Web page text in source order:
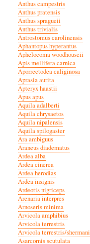
Anthus campestris
Anthus pratensis
Anthus spragueii
Anthus trivialis
Antrostomus carolinensis
Aphantopus hyperantus
Aphelocoma woodhouseii
Apis mellifera carnica
Aporrectodea caliginosa
Aprasia aurita
Apteryx haastii
Apus apus
Aquila adalberti
Aquila chrysaetos
Aquila nipalensis
Aquila spilogaster
Ara ambiguus
Araneus diadematus
Ardea alba
Ardea cinerea
Ardea herodias
Ardea insignis
Ardeotis nigriceps
Arenaria interpres
Arnoseris minima
Arvicola amphibius
Arvicola terrestris
Arvicola terrestris/shermani
Asarcornis scutulata